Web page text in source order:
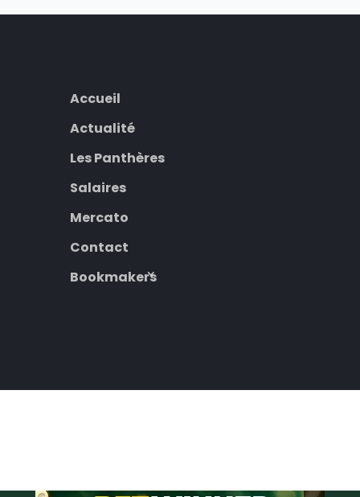
Accueil
Actualité
Les Panthères
Salaires
Mercato
Contact
Bookmakers